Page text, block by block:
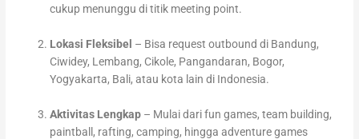
cukup menunggu di titik meeting point.
Lokasi Fleksibel – Bisa request outbound di Bandung,
Ciwidey, Lembang, Cikole, Pangandaran, Bogor,
Yogyakarta, Bali, atau kota lain di Indonesia.
Aktivitas Lengkap – Mulai dari fun games, team building,
paintball, rafting, camping, hingga adventure games